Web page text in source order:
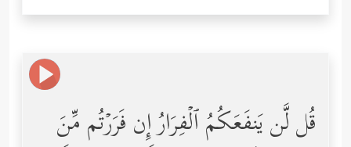
قُل لَّن یَنفَعَكُمُ ٱلۡفِرَارُ إِن فَرَرۡتُم مِّنَ